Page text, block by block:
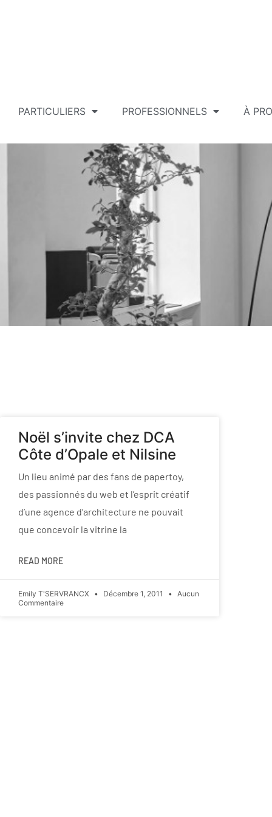
PARTICULIERS PROFESSIONNELS À
Noël s’invite chez DCA
Côte d’Opale et Nilsine
Un lieu animé par des fans de papertoy,
des passionnés du web et l’esprit créatif
d’une agence d’architecture ne pouvait
que concevoir la vitrine la
READ MORE
Emily T'SERVRANCX Décembre 1, 2011
Aucun
Commentaire